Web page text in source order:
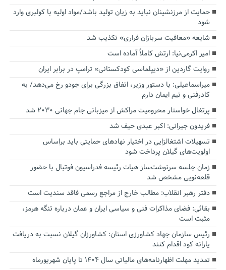
حمایت از مرزنشینان نباید به زیان تولید باشد/مواد اولیه با کولبری وارد
شود
شایعه «معافیت سربازان فراری» تکذیب شد
امیر اکرمی‌نیا: ارتش کاملاً آماده است
روایت گاردین از «دیپلماسی کودکستانی» ترامپ در برابر ایران
میراسماعیلی: با دستور وزیر، اتفاق بزرگی برای جودو رخ می‌دهد/ به
کادرفنی و تیم ایمان دارم
پرتغال خواستار محرومیت مراکش از میزبانی جام جهانی ۲۰۳۰ شد
فریدون جیرانی: اکبر عبدی حیف شد
تسهیلات اشتغالزایی در اختیار نهادهای حمایتی باید براساس
اولویت‌های گیلان پرداخت شود
زمان جلسه سرنوشت‌ساز هیات رئیسه فدراسیون فوتبال با حضور
قلعه‌نویی مشخص شد
دفتر رهبر انقلاب: مطالب خارج از مراجع رسمی فاقد سندیت است
بقائی: فضای مذاکرات فنی و سیاسی ایران و عمان درباره تنگه هرمز،
مثبت است
رئیس سازمان جهاد کشاورزی استان: کشاورزان گیلان نسبت به دریافت
یارانه کود اقدام کنند
تمدید مهلت اظهارنامه‌های مالیاتی سال ۱۴۰۴ تا پایان شهریورماه